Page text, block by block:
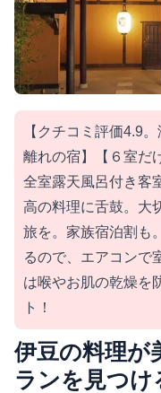
【クチコミ評価4.9
離れの宿】【６室だ
全室露天風呂付き客
高の料理に舌鼓。大
旅を。家族宿泊割も
るので、エアコンで
は喉やお肌の乾燥を
ト！
伊豆の料理が
ランを見つけ